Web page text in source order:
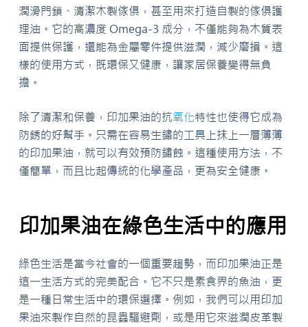
潤滑門鎖、清潔木製傢俱，甚至用來打造自製的傢俱護
理油。它的高濃度 Omega-3 成分，不僅能夠為木質表
面提供保護，還能為金屬零件提供滋潤，減少磨損。這
樣的使用方式，既環保又健康，讓家居保養變得無負
擔。
除了清潔和保養，印加果油的抗氧化特性也使得它成為
防銹的好幫手。只需在容易生鏽的工具上抹上一層薄薄
的印加果油，就可以有效預防鏽蝕。這種使用方法，不
僅簡單，而且比起傳統的化學產品，更為安全健康。
印加果油在綠色生活中的應用
綠色生活是當今社會的一個重要趨勢，而印加果油正是
這一生活方式的完美配合。它不只是素食界的魚油，更
是一種日常生活中的環保選擇。例如，我們可以用印加
果油來製作自然的昆蟲驅避劑，或是用它來滋潤皮革製